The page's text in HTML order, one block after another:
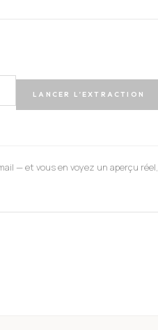
LANCER L’EXTRACTION
— et vous en voyez un aperçu réel,